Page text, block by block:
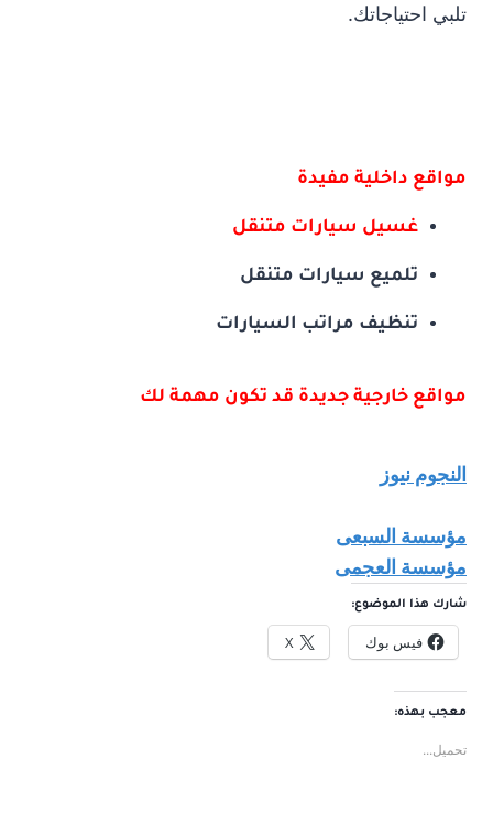
تلبي احتياجاتك.
مواقع داخلية مفيدة
غسيل سيارات متنقل
تلميع سيارات متنقل
تنظيف مراتب السيارات
مواقع خارجية جديدة قد تكون مهمة لك
النجوم نيوز
مؤسسة السبعى
مؤسسة العجمى
شارك هذا الموضوع:
فيس بوك X
معجب بهذه:
تحميل...